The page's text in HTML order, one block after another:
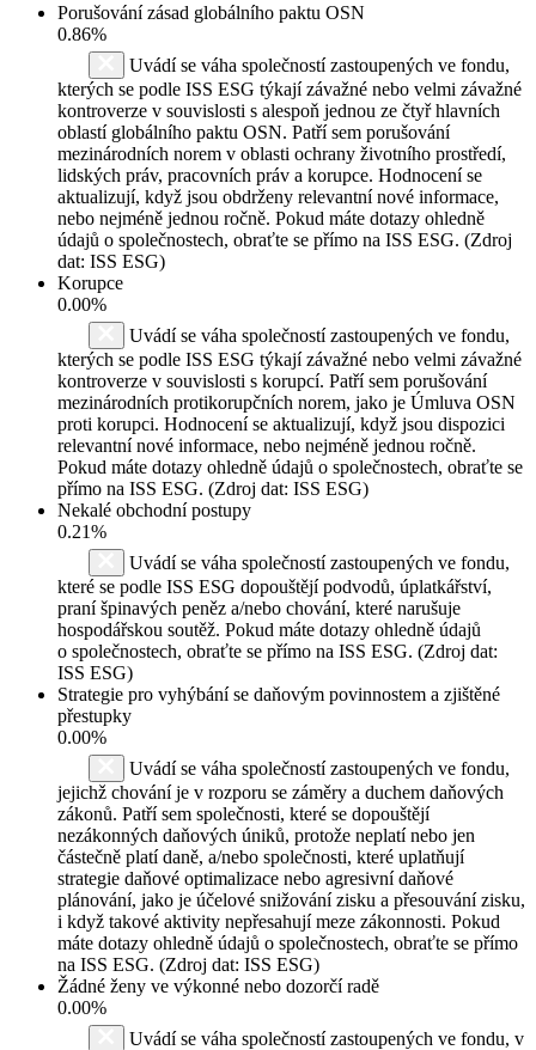
Porušování zásad globálního paktu OSN
0.86%
Uvádí se váha společností zastoupených ve fondu,
kterých se podle ISS ESG týkají závažné nebo velmi závažné
kontroverze v souvislosti s alespoň jednou ze čtyř hlavních
oblastí globálního paktu OSN. Patří sem porušování
mezinárodních norem v oblasti ochrany životního prostředí,
lidských práv, pracovních práv a korupce. Hodnocení se
aktualizují, když jsou obdrženy relevantní nové informace,
nebo nejméně jednou ročně. Pokud máte dotazy ohledně
údajů o společnostech, obraťte se přímo na ISS ESG. (Zdroj
dat: ISS ESG)
Korupce
0.00%
Uvádí se váha společností zastoupených ve fondu,
kterých se podle ISS ESG týkají závažné nebo velmi závažné
kontroverze v souvislosti s korupcí. Patří sem porušování
mezinárodních protikorupčních norem, jako je Úmluva OSN
proti korupci. Hodnocení se aktualizují, když jsou dispozici
relevantní nové informace, nebo nejméně jednou ročně.
Pokud máte dotazy ohledně údajů o společnostech, obraťte se
přímo na ISS ESG. (Zdroj dat: ISS ESG)
Nekalé obchodní postupy
0.21%
Uvádí se váha společností zastoupených ve fondu,
které se podle ISS ESG dopouštějí podvodů, úplatkářství,
praní špinavých peněz a/nebo chování, které narušuje
hospodářskou soutěž. Pokud máte dotazy ohledně údajů
o společnostech, obraťte se přímo na ISS ESG. (Zdroj dat:
ISS ESG)
Strategie pro vyhýbání se daňovým povinnostem a zjištěné
přestupky
0.00%
Uvádí se váha společností zastoupených ve fondu,
jejichž chování je v rozporu se záměry a duchem daňových
zákonů. Patří sem společnosti, které se dopouštějí
nezákonných daňových úniků, protože neplatí nebo jen
částečně platí daně, a/nebo společnosti, které uplatňují
strategie daňové optimalizace nebo agresivní daňové
plánování, jako je účelové snižování zisku a přesouvání zisku,
i když takové aktivity nepřesahují meze zákonnosti. Pokud
máte dotazy ohledně údajů o společnostech, obraťte se přímo
na ISS ESG. (Zdroj dat: ISS ESG)
Žádné ženy ve výkonné nebo dozorčí radě
0.00%
Uvádí se váha společností zastoupených ve fondu, v